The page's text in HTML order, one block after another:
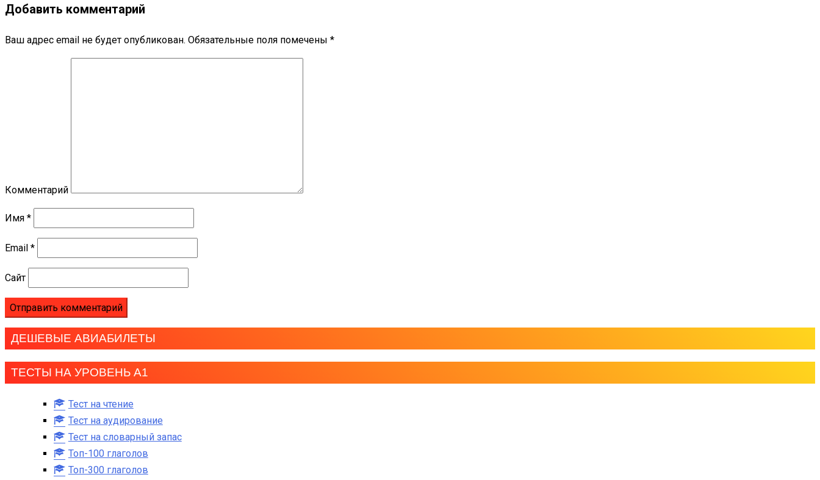
Добавить комментарий
Ваш адрес email не будет опубликован. Обязательные поля помечены *
Комментарий
Имя *
Email *
Сайт
ДЕШЕВЫЕ АВИАБИЛЕТЫ
ТЕСТЫ НА УРОВЕНЬ А1
Тест на чтение
Тест на аудирование
Тест на словарный запас
Топ-100 глаголов
Топ-300 глаголов